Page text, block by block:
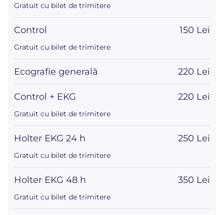
Gratuit cu bilet de trimitere
Control 150 Lei
Gratuit cu bilet de trimitere
Ecografie generală 220 Lei
Control + EKG 220 Lei
Gratuit cu bilet de trimitere
Holter EKG 24 h 250 Lei
Gratuit cu bilet de trimitere
Holter EKG 48 h 350 Lei
Gratuit cu bilet de trimitere